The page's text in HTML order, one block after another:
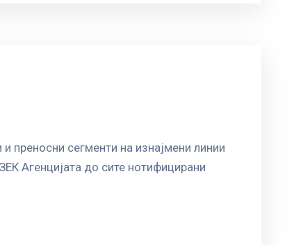
преносни сегменти на изнајмени линии
Агенцијата до сите нотифицирани